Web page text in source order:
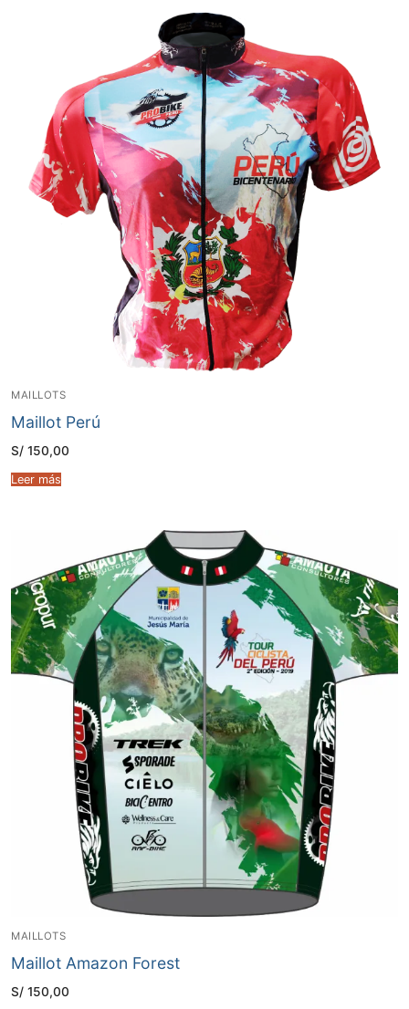
MAILLOTS
Maillot Perú
S/ 150,00
Leer más
MAILLOTS
Maillot Amazon Forest
S/ 150,00